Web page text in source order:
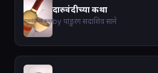
दारुवंदीच्या कथा
by पांडुरंग सदाशिव साने